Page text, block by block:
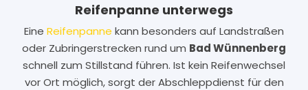
Reifenpanne unterwegs
Eine Reifenpanne kann besonders auf Landstraßen
oder Zubringerstrecken rund um Bad Wünnenberg
schnell zum Stillstand führen. Ist kein Reifenwechsel
vor Ort möglich, sorgt der Abschleppdienst für den